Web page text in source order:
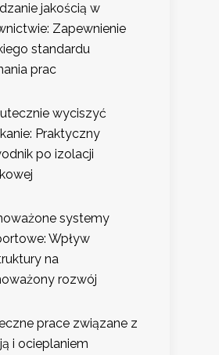
jakością w
Zapewnienie
standardu
prac
wyciszyć
Praktyczny
po izolacji
systemy
Wpływ
na
rozwój
prace związane z
i ocieplaniem